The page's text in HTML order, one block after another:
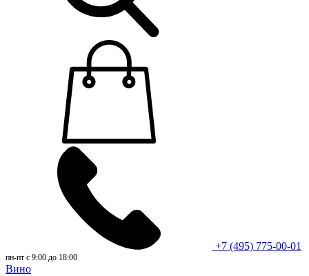
+7 (495) 775-00-01
пн-пт с 9:00 до 18:00
Вино